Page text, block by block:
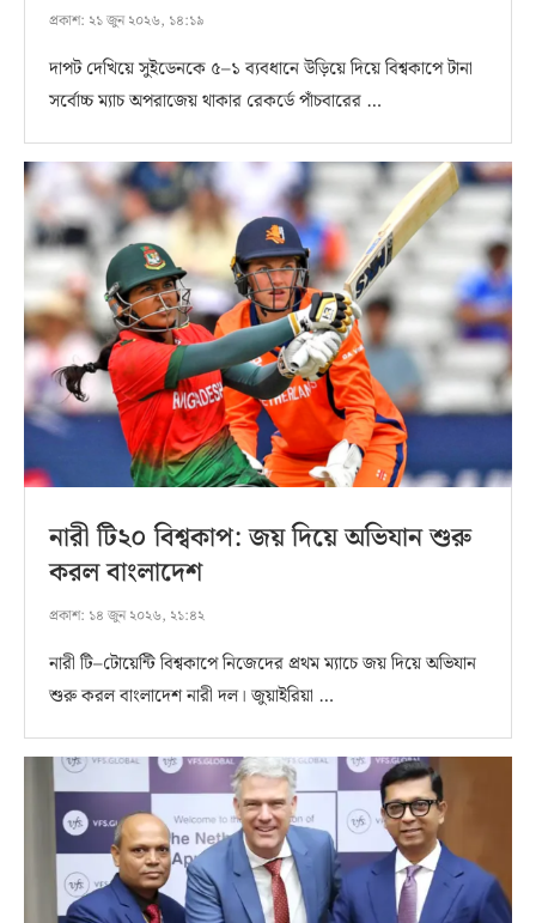
প্রকাশ: ২১ জুন ২০২৬, ১৪:১৯
দাপট দেখিয়ে সুইডেনকে ৫–১ ব্যবধানে উড়িয়ে দিয়ে বিশ্বকাপে টানা
সর্বোচ্চ ম্যাচ অপরাজেয় থাকার রেকর্ডে পাঁচবারের …
নারী টি২০ বিশ্বকাপ: জয় দিয়ে অভিযান শুরু
করল বাংলাদেশ
প্রকাশ: ১৪ জুন ২০২৬, ২১:৪২
নারী টি–টোয়েন্টি বিশ্বকাপে নিজেদের প্রথম ম্যাচে জয় দিয়ে অভিযান
শুরু করল বাংলাদেশ নারী দল। জুয়াইরিয়া …